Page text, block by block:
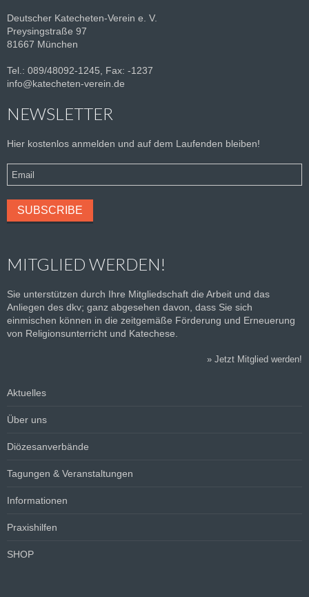
Deutscher Katecheten-Verein e. V.
Preysingstraße 97
81667 München
Tel.: 089/48092-1245, Fax: -1237
info@katecheten-verein.de
NEWSLETTER
Hier kostenlos anmelden und auf dem Laufenden bleiben!
MITGLIED WERDEN!
Sie unterstützen durch Ihre Mitgliedschaft die Arbeit und das
Anliegen des dkv; ganz abgesehen davon, dass Sie sich
einmischen können in die zeitgemäße Förderung und Erneuerung
von Religionsunterricht und Katechese.
» Jetzt Mitglied werden!
Aktuelles
Über uns
Diözesanverbände
Tagungen & Veranstaltungen
Informationen
Praxishilfen
SHOP